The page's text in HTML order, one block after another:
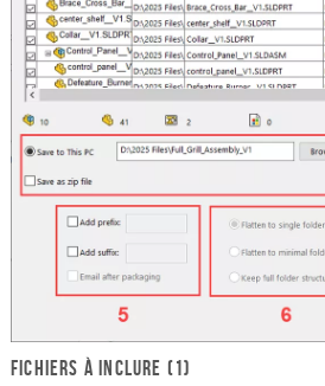
Fichiers à inclure (1)